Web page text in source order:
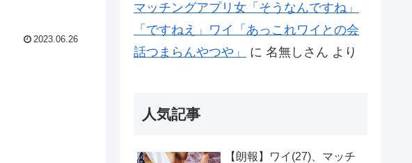
2023.06.26
マッチングアプリ女「そうなんですね」
「ですねえ」ワイ「あっこれワイとの会
話つまらんやつや」
に 名無しさん より
人気記事
【朗報】ワイ(27)、マッチ